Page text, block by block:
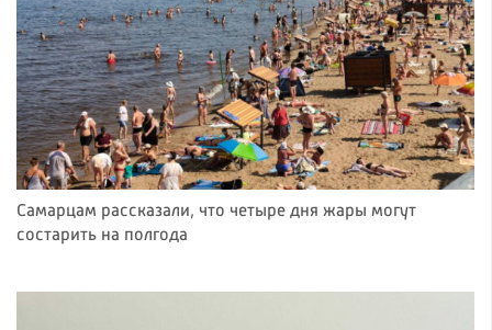
Самарцам рассказали, что четыре дня жары могут
состарить на полгода